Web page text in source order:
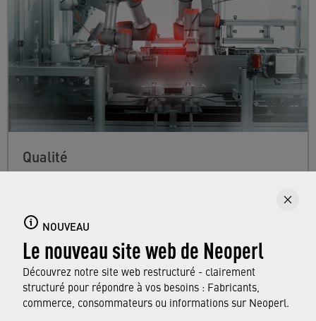
NOUVEAU
Le nouveau site web de Neoperl
Découvrez notre site web restructuré - clairement
structuré pour répondre à vos besoins : Fabricants,
commerce, consommateurs ou informations sur Neoperl.
Qualité
Neoperl répond totalement à leurs exigences
et qu’il est conforme aux normes et
réglementations d’hygiène en vigueur dans le
monde entier.